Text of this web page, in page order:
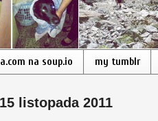
na soup.io my tumblr
listopada 2011